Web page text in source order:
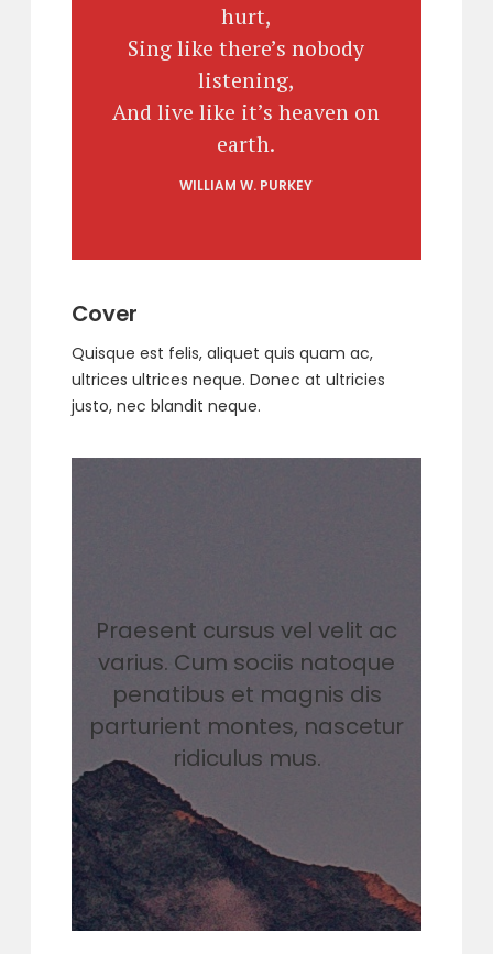
hurt,
Sing like there’s nobody
listening,
And live like it’s heaven on
earth.
WILLIAM W. PURKEY
Cover
Quisque est felis, aliquet quis quam ac,
ultrices ultrices neque. Donec at ultricies
justo, nec blandit neque.
Praesent cursus vel velit ac
varius. Cum sociis natoque
penatibus et magnis dis
parturient montes, nascetur
ridiculus mus.